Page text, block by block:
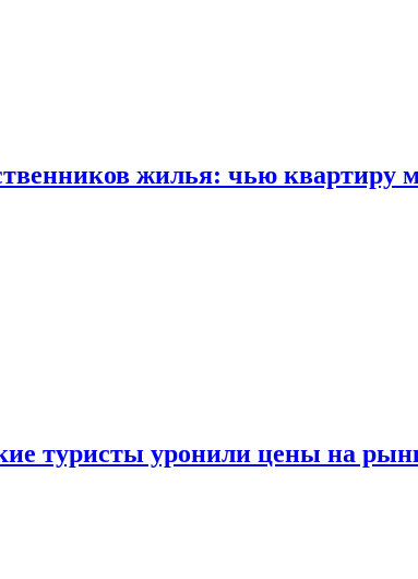
жилья: чью квартиру
туристы уронили цены на